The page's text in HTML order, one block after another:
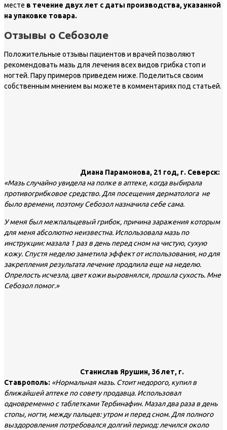
месте в течение двух лет с даты производства, указанной
на упаковке товара.
Отзывы о Себозоле
Положительные отзывы пациентов и врачей позволяют
рекомендовать мазь для лечения всех видов грибка стоп и
ногтей. Пару примеров приведем ниже. Поделиться своим
собственным мнением вы можете в комментариях под статьей.
Диана Парамонова, 21 год, г. Северск:
«Мазь случайно увидела на полке в аптеке, когда выбирала
противогрибковое средство. Для посещения дерматолога не
было времени, поэтому Себозол назначила себе сама.
У меня был межпальцевый грибок, причина заражения которым
для меня абсолютно неизвестна. Использовала мазь по
инструкции: мазала 1 раз в день перед сном на чистую, сухую
кожу. Спустя неделю заметила эффект от использования, но для
закрепления результата лечение продлила еще на неделю.
Опрелость исчезла, цвет кожи выровнялся, прошла сухость. Мне
Себозол помог.»
Станислав Ярушин, 36 лет, г.
Ставрополь: «Нормальная мазь. Стоит недорого, купил в
ближайшей аптеке по совету продавца. Использовал
одновременно с таблетками Тербинафин. Мазал два раза в день
стопы, ногти, между пальцев: утром и перед сном. Для полного
выздоровления потребовался долгий период: лечился около